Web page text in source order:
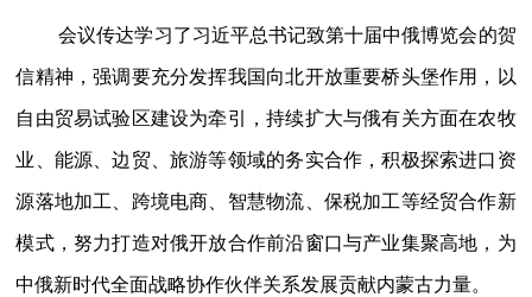
会议传达学习了习近平总书记致第十届中俄博览会的贺
信精神，强调要充分发挥我国向北开放重要桥头堡作用，以
自由贸易试验区建设为牵引，持续扩大与俄有关方面在农牧
业、能源、边贸、旅游等领域的务实合作，积极探索进口资
源落地加工、跨境电商、智慧物流、保税加工等经贸合作新
模式，努力打造对俄开放合作前沿窗口与产业集聚高地，为
中俄新时代全面战略协作伙伴关系发展贡献内蒙古力量。